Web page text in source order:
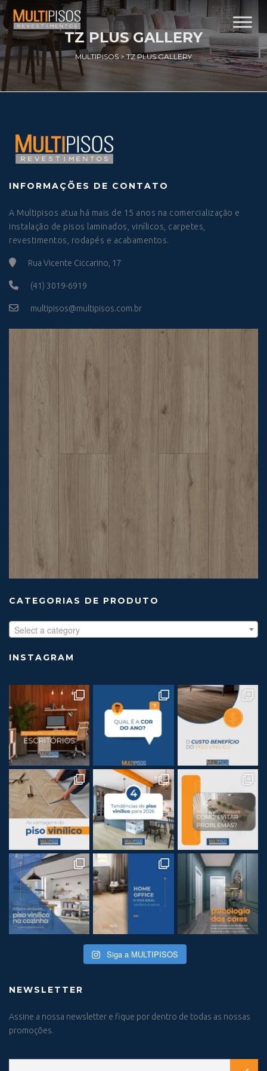
TZ PLUS GALLERY
MULTIPISOS>TZ PLUS GALLERY
INFORMAÇÕES DE CONTATO
A Multipisos atua há mais de 15 anos na comercialização e
instalação de pisos laminados, vinílicos, carpetes,
revestimentos, rodapés e acabamentos.
Rua Vicente Ciccarino, 17
(41) 3019-6919
multipisos@multipisos.com.br
CATEGORIAS DE PRODUTO
Select a category
INSTAGRAM
Siga a MULTIPISOS
NEWSLETTER
Assine a nossa newsletter e fique por dentro de todas as nossas
promoções.